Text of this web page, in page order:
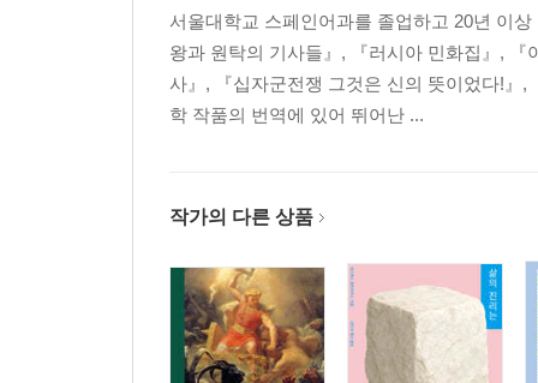
서울대학교 스페인어과를 졸업하고 20년 이
왕과 원탁의 기사들』, 『러시아 민화집』,
사』, 『십자군전쟁 그것은 신의 뜻이었다!』
학 작품의 번역에 있어 뛰어난 ...
작가의 다른 상품